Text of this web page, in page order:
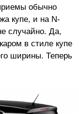
обычно
купе, и на N-
случайно. Да,
в стиле купе
ширины. Теперь